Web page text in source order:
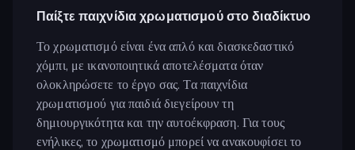
Παίξτε παιχνίδια χρωματισμού στο διαδίκτυο
Το χρωματισμό είναι ένα απλό και διασκεδαστικό
χόμπι, με ικανοποιητικά αποτελέσματα όταν
ολοκληρώσετε το έργο σας. Τα παιχνίδια
χρωματισμού για παιδιά διεγείρουν τη
δημιουργικότητα και την αυτοέκφραση. Για τους
ενήλικες, το χρωματισμό μπορεί να ανακουφίσει το